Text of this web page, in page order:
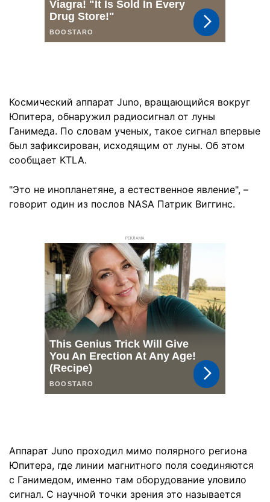
Космический аппарат Juno, вращающийся вокруг
Юпитера, обнаружил радиосигнал от луны
Ганимеда. По словам ученых, такое сигнал впервые
был зафиксирован, исходящим от луны. Об этом
сообщает KTLA.
"Это не инопланетяне, а естественное явление", –
говорит один из послов NASA Патрик Виггинс.
РЕКЛАМА
Аппарат Juno проходил мимо полярного региона
Юпитера, где линии магнитного поля соединяются
с Ганимедом, именно там оборудование уловило
сигнал. С научной точки зрения это называется